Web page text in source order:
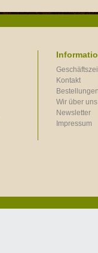
Kontakt
Wir über uns
Newsletter
Impressum